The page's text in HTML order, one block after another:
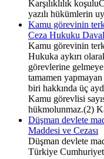
Karşılıklılık
yazılı hükümlerin
Kamu görevinin
Ceza Hukuku
Kamu görevinin
Hukuka aykırı
görevlerine
tamamen
biri hakkında üç
Kamu görevlisi
hükmolunmaz.(2)
Düşman devlete
Maddesi ve Cezası
Düşman devlete
Türkiye